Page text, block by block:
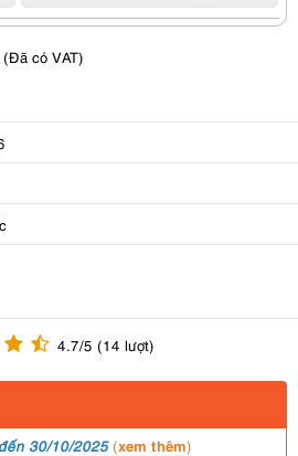
(Đã có VAT)
4.7/5 (14 lượt)
30/10/2025 (xem thêm)